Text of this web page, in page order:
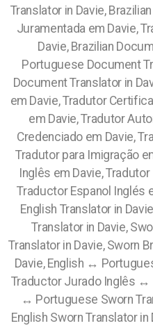
Translator in Davie,
Juramentada em Davie,
Davie, Brazilian
Portuguese Document
Document Translator in
em Davie, Tradutor
em Davie, Tradutor
Credenciado em Davie,
Tradutor para Imigração
Inglês em Davie,
Traductor Espanol Inglés
English Translator in
Translator in Davie,
Translator in Davie, Sworn
Davie, English ↔
Traductor Jurado Inglês ↔
↔ Portuguese Sworn
English Sworn Translator